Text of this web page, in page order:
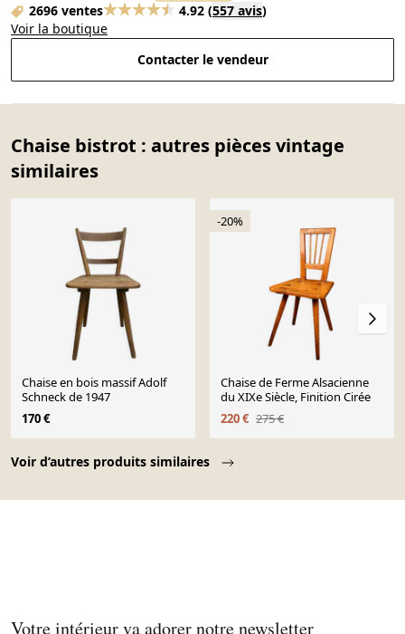
2696 ventes
4.92 (557 avis)
Voir la boutique
Contacter le vendeur
Chaise bistrot : autres pièces vintage
similaires
Voir d’autres produits similaires
Chaise en bois massif Adolf
Schneck de 1947
170 €
-20%
Chaise de Ferme Alsacienne
du XIXe Siècle, Finition Cirée
220 € 275 €
Votre intérieur va adorer notre newsletter